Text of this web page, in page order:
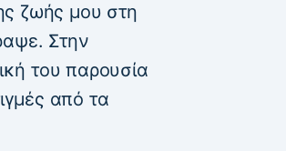
ζωής μου στη
Στην
του παρουσία
από τα